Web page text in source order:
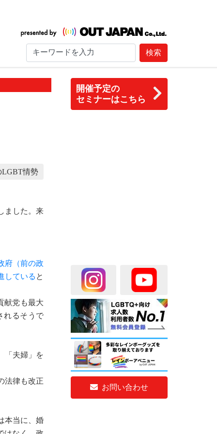
検索
開催予定の
セミナーはこちら
お問い合わせ
LGBT情勢
ました。来
府（前の政
している と
献党も最大
れるそうで
「夫婦」を
法律も改正
本当に、婚